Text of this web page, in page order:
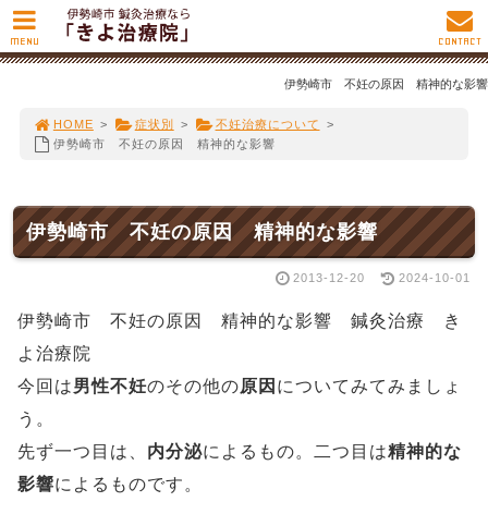
伊勢崎市 不妊の原因 精神的な影響
HOME > 症状別 > 不妊治療について
>
伊勢崎市 不妊の原因 精神的な影響
伊勢崎市 不妊の原因 精神的な影響
2013-12-20 2024-10-01
伊勢崎市 不妊の原因 精神的な影響 鍼灸治療 き
よ治療院
今回は男性不妊のその他の原因 についてみてみましょ
う。
先ず一つ目は、 内分泌によるもの。二つ目は精神的な
影響によるものです。
MENU CONTACT